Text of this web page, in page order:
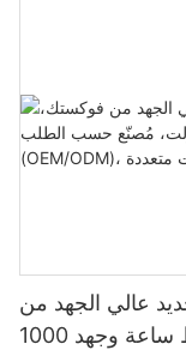
عالي الجهد من
فوكستك، بسعة 100-261 كيلوواط ساعة وجهد 1000